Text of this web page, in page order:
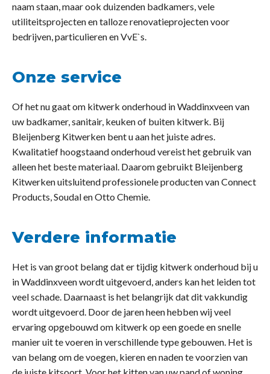
naam staan, maar ook duizenden badkamers, vele
utiliteitsprojecten en talloze renovatieprojecten voor
bedrijven, particulieren en VvE`s.
Onze service
Of het nu gaat om kitwerk onderhoud in Waddinxveen van
uw badkamer, sanitair, keuken of buiten kitwerk. Bij
Bleijenberg Kitwerken bent u aan het juiste adres.
Kwalitatief hoogstaand onderhoud vereist het gebruik van
alleen het beste materiaal. Daarom gebruikt Bleijenberg
Kitwerken uitsluitend professionele producten van Connect
Products, Soudal en Otto Chemie.
Verdere informatie
Het is van groot belang dat er tijdig kitwerk onderhoud bij u
in Waddinxveen wordt uitgevoerd, anders kan het leiden tot
veel schade. Daarnaast is het belangrijk dat dit vakkundig
wordt uitgevoerd. Door de jaren heen hebben wij veel
ervaring opgebouwd om kitwerk op een goede en snelle
manier uit te voeren in verschillende type gebouwen. Het is
van belang om de voegen, kieren en naden te voorzien van